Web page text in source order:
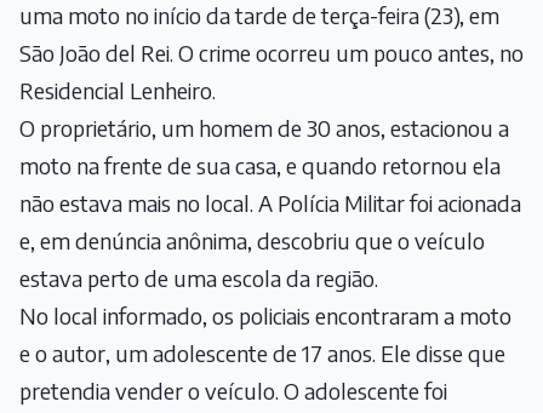
uma moto no início da tarde de terça-feira (23), em
São João del Rei. O crime ocorreu um pouco antes, no
Residencial Lenheiro.
O proprietário, um homem de 30 anos, estacionou a
moto na frente de sua casa, e quando retornou ela
não estava mais no local. A Polícia Militar foi acionada
e, em denúncia anônima, descobriu que o veículo
estava perto de uma escola da região.
No local informado, os policiais encontraram a moto
e o autor, um adolescente de 17 anos. Ele disse que
pretendia vender o veículo. O adolescente foi